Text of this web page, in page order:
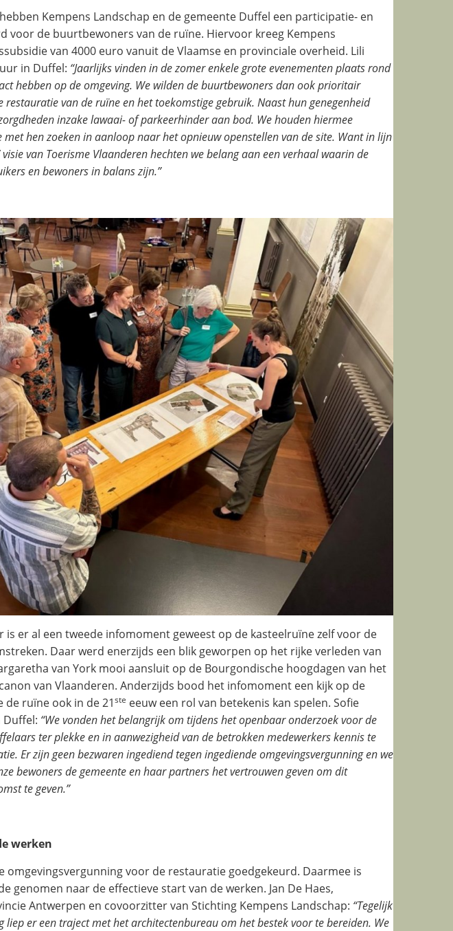
Kempens Landschap en de gemeente Duffel een participatie- en
voor de buurtbewoners van de ruïne. Hiervoor kreeg Kempens
van 4000 euro vanuit de Vlaamse en provinciale overheid. Lili
in Duffel: “Jaarlijks vinden in de zomer enkele grote evenementen plaats rond
hebben op de omgeving. We wilden de buurtbewoners dan ook prioritair
van de ruïne en het toekomstige gebruik. Naast hun genegenheid
inzake lawaai- of parkeerhinder aan bod. We houden hiermee
met hen zoeken in aanloop naar het opnieuw openstellen van de site. Want in lijn
visie van Toerisme Vlaanderen hechten we belang aan een verhaal waarin de
en bewoners in balans zijn.”
is er al een tweede infomoment geweest op de kasteelruïne zelf voor de
Daar werd enerzijds een blik geworpen op het rijke verleden van
van York mooi aansluit op de Bourgondische hoogdagen van het
van Vlaanderen. Anderzijds bood het infomoment een kijk op de
ruïne ook in de 21ste eeuw een rol van betekenis kan spelen. Sofie
Duffel: “We vonden het belangrijk om tijdens het openbaar onderzoek voor de
ter plekke en in aanwezigheid van de betrokken medewerkers kennis te
Er zijn geen bezwaren ingediend tegen ingediende omgevingsvergunning en we
bewoners de gemeente en haar partners het vertrouwen geven om dit
te geven.”
werken
omgevingsvergunning voor de restauratie goedgekeurd. Daarmee is
genomen naar de effectieve start van de werken. Jan De Haes,
Antwerpen en covoorzitter van Stichting Kempens Landschap: “Tegelijk
liep er een traject met het architectenbureau om het bestek voor te bereiden. We